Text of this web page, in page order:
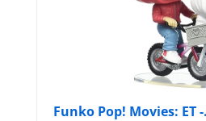
Funko Pop! Movies: ET